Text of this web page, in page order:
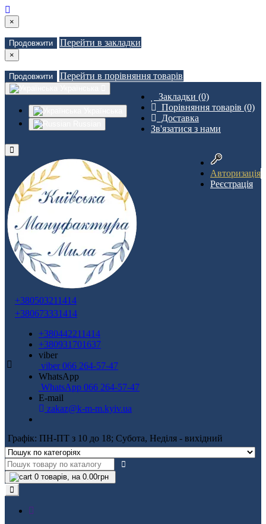
×
Продовжити Перейти в закладки
×
Продовжити Перейти в порівняння товарів
Закладки (0)
Порівняння товарів (0)
Доставка
Зв'язатися з нами
Авторизація
Реєстрація
+380503211414
+380673331414
+380442211414
+380931701637
viber
viber 066 264-57-47
WhatsApp
WhatsApp 066 264-57-47
E-mail
zakaz@k-m-m.kyiv.ua
Графік: ПН-ПТ з 10 до 18; Субота, Неділя - вихідний
0 товарів, на 0.00грн